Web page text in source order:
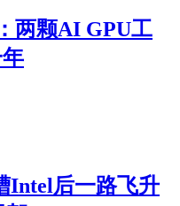
两颗AI GPU工
Intel后一路飞升